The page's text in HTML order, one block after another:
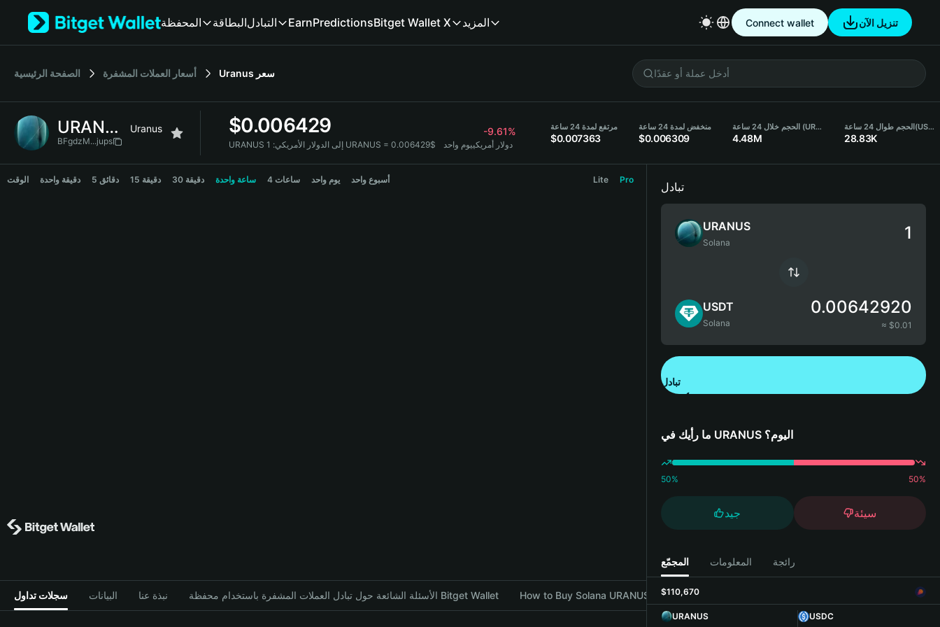
Tiếng Việt
Español (Latinoamérica)
Français
Deutsch
繁體中文
المحفظة البطاقةالتبادل EarnPredictionsBitget Wallet X المزيد Connect wallet تنزيل الآن
الصفحة الرئيسية أسعار العملات المشفرة Uranus سعر
URANUS Uranus
BFgdzM...jups
$0.006429 -9.61%
URANUS إلى الدولار الأمريكي: 1 URANUS = 0.006429$ دولار أمريكييوم واحد
مرتفع لمدة 24 ساعة
$0.007363
منخفض لمدة 24 ساعة
$0.006309
الحجم خلال 24 ساعة (URANUS)
4.48M
الحجم طوال 24 ساعة(USDT)
28.83K
URANUS Price Chart
الوقت دقيقة واحدة 5 دقائق 15 دقيقة 30 دقيقة ساعة واحدة 4 ساعات يوم واحد أسبوع واحد Lite Pro
سجلات تداول البيانات نبذة عنا الأسئلة الشائعة حول تبادل العملات المشفرة باستخدام محفظة Bitget Wallet How to Buy Solana URANUS with Bitget Wallet
تبادل
URANUS
Solana
USDT
Solana
0.00642920
≈ $0.01
تبادل
ما رأيك في URANUS اليوم؟
50% 50%
جيد سيئة
المجمّع المعلومات رائجة
$110,670
URANUS
USDC